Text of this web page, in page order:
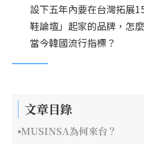
設下五年內要在台灣拓展
鞋論壇」起家的品牌，怎
當今韓國流行指標？
文章目錄
MUSINSA為何來台？